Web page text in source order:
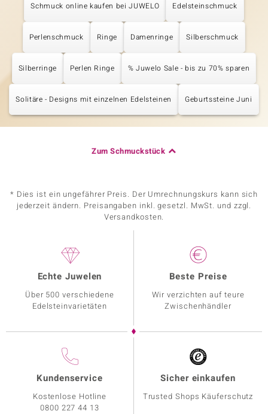
Schmuck online kaufen bei JUWELO Edelsteinschmuck
Perlenschmuck Ringe Damenringe Silberschmuck
Silberringe Perlen Ringe % Juwelo Sale - bis zu 70% sparen
Solitäre - Designs mit einzelnen Edelsteinen Geburtssteine Juni
Zum Schmuckstück
* Dies ist ein ungefährer Preis. Der Umrechnungskurs kann sich
jederzeit ändern. Preisangaben inkl. gesetzl. MwSt. und zzgl.
Versandkosten.
Echte Juwelen
Über 500 verschiedene
Edelsteinvarietäten
Beste Preise
Wir verzichten auf teure
Zwischenhändler
Kundenservice
Kostenlose Hotline
0800 227 44 13
Sicher einkaufen
Trusted Shops Käuferschutz